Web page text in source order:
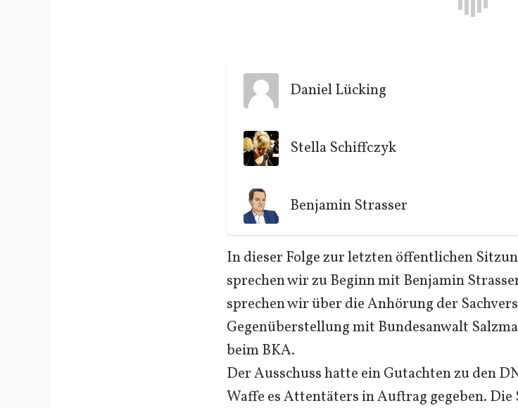
Daniel Lücking
Stella Schiffczyk
Benjamin Strasser
In dieser Folge zur letzten öffentlichen
sprechen wir zu Beginn mit Benjamin
sprechen wir über die Anhörung der
Gegenüberstellung mit Bundesanwalt
beim BKA.
Der Ausschuss hatte ein Gutachten zu den
Waffe es Attentäters in Auftrag gegeben.